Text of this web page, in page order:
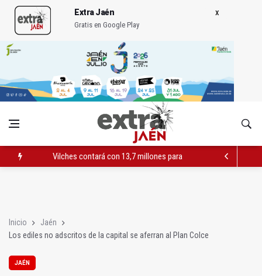
Extra Jaén
Gratis en Google Play
Vilches contará con 13,7 millones para los daños del temporal
Inicio
Jaén
Los ediles no adscritos de la capital se aferran al Plan Colce
JAÉN